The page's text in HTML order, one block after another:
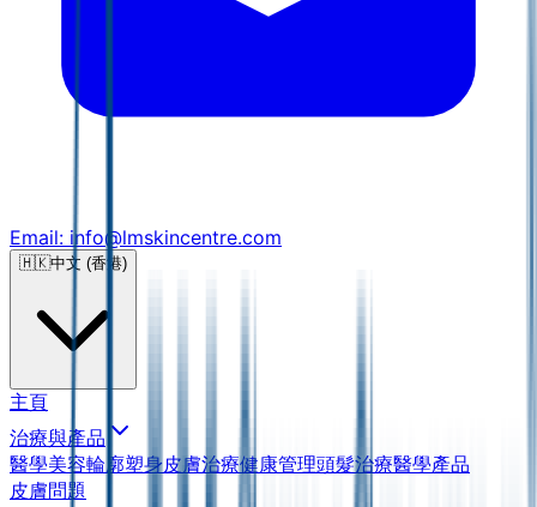
Email: info@lmskincentre.com
🇭🇰中文 (香港)
主頁
治療與產品
醫學美容輪廓塑身皮膚治療健康管理頭髮治療醫學產品
皮膚問題